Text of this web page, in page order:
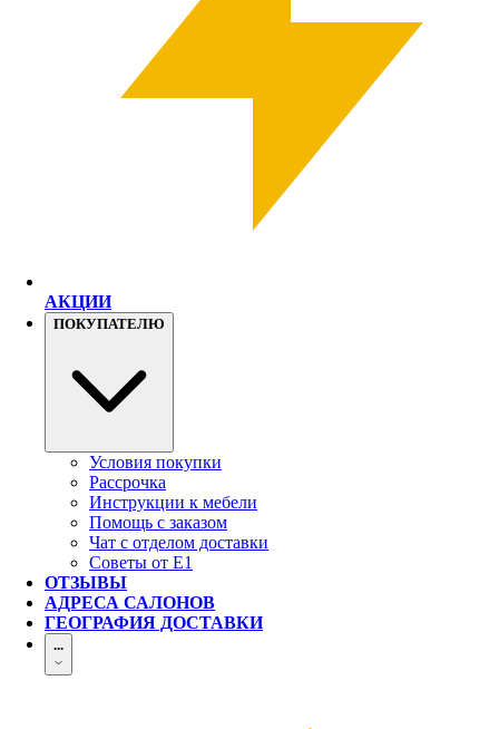
АКЦИИ
ПОКУПАТЕЛЮ
Условия покупки
Рассрочка
Инструкции к мебели
Помощь с заказом
Чат с отделом доставки
Советы от Е1
ОТЗЫВЫ
АДРЕСА САЛОНОВ
ГЕОГРАФИЯ ДОСТАВКИ
...